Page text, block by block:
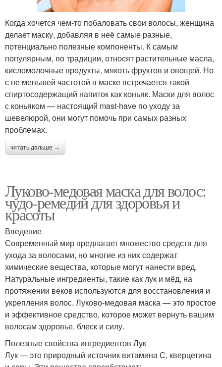
Когда хочется чем-то побаловать свои волосы, женщина
делает маску, добавляя в неё самые разные,
потенциально полезные компоненты. К самым
популярным, по традиции, относят растительные масла,
кисломолочные продукты, мякоть фруктов и овощей. Но
с не меньшей частотой в маске встречается такой
спиртосодержащий напиток как коньяк. Маски для волос
с коньяком — настоящий mast-have по уходу за
шевелюрой, они могут помочь при самых разных
проблемах.
читать дальше →
Луково-медовая маска для волос:
чудо-ремедий для здоровья и
красоты
Введение
Современный мир предлагает множество средств для
ухода за волосами, но многие из них содержат
химические вещества, которые могут нанести вред.
Натуральные ингредиенты, такие как лук и мёд, на
протяжении веков используются для восстановления и
укрепления волос. Луково-медовая маска — это простое
и эффективное средство, которое может вернуть вашим
волосам здоровье, блеск и силу.
Полезные свойства ингредиентов Лук
Лук — это природный источник витамина С, кверцетина